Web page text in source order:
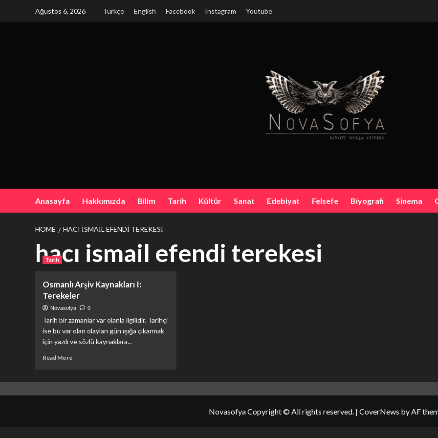
Ağustos 6, 2026 Türkçe English Facebook Instagram Youtube
Anasayfa Hakkımızda Bilim Tarih Kültür Sanat Edebiyat Felsefe Biyografi Sinema
HOME HACI ISMAIL EFENDI TEREKESI
hacı ismail efendi terekesi
Tarih
Osmanlı Arşiv Kaynakları I:
Terekeler
Novasofya 0
Tarih bir zamanlar var olanla ilgilidir. Tarihçi
ise bu var olan olayları gün ışığa çıkarmak
için yazılı ve sözlü kaynaklara...
Read MoreRead
<strong>Osmanlı
Novasofya Copyright © All rights reserved. | CoverNews by AF